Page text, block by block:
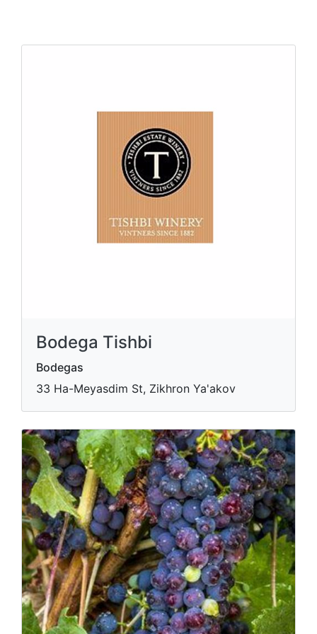
Bodega Tishbi
Bodegas
33 Ha-Meyasdim St, Zikhron Ya'akov